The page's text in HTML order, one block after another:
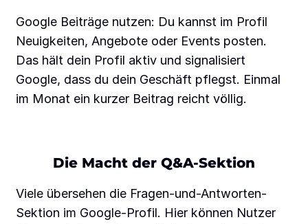
Google Beiträge nutzen: Du kannst im Profil
Neuigkeiten, Angebote oder Events posten.
Das hält dein Profil aktiv und signalisiert
Google, dass du dein Geschäft pflegst. Einmal
im Monat ein kurzer Beitrag reicht völlig.
Die Macht der Q&A-Sektion
Viele übersehen die Fragen-und-Antworten-
Sektion im Google-Profil. Hier können Nutzer